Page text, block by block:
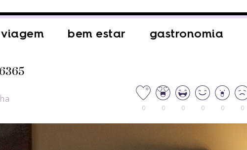
viagem bem estar gastronomia
0 0 0 0 0 0